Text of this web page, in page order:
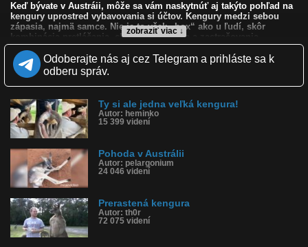
zobraziť viac ↓
Keď bývate v Austráii, môže sa vám naskytnúť aj takýto pohľad na
kengury uprostred vybavovania si účtov. Kengury medzi sebou
zápasia, najmä samce. Nie je to však „box“ ako u ľudí, skôr
kombinácia pretláčania, chytania, kopania a zastrašovania.
Najčastejšie bojujú pre postavenie v skupine a pre prístup k
samiciam. Veľký samec sa snaží ukázať, že je silnejší než ostatní.
Preto majú dospelé samce často mohutný hrudník, ramená a
predné končatiny.
Kvalita: NQ
LQ
Zverejnené: 25.6.2026 20:36
Krajina: Austrália 🇦🇺
Páči sa: 85% (13 hlasov)
Komentárov: 23
Dľžka: 0:45
Kategória: zvieratká
Tagy: kengura, klokan, austrália, bitka, naťahujú sa kengury, kop,
postavenie v skupine
História sledovanosti videa:
Odoberajte nás aj cez Telegram a prihláste sa k
odberu správ.
Ty si ale jedna veľká kengura!
Autor: heminko
15 399 videní
Pohoda v Austrálii
Autor: pelargonium
24 046 videní
Prerastená kengura
Autor: th0r
72 075 videní